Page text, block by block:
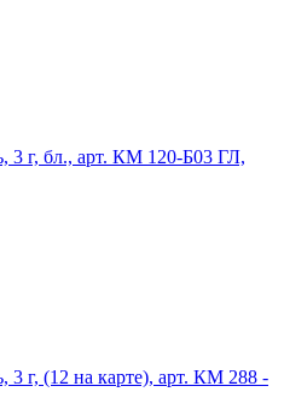
г, бл., арт. КМ 120-Б03 ГЛ,
г, (12 на карте), арт. КМ 288 -